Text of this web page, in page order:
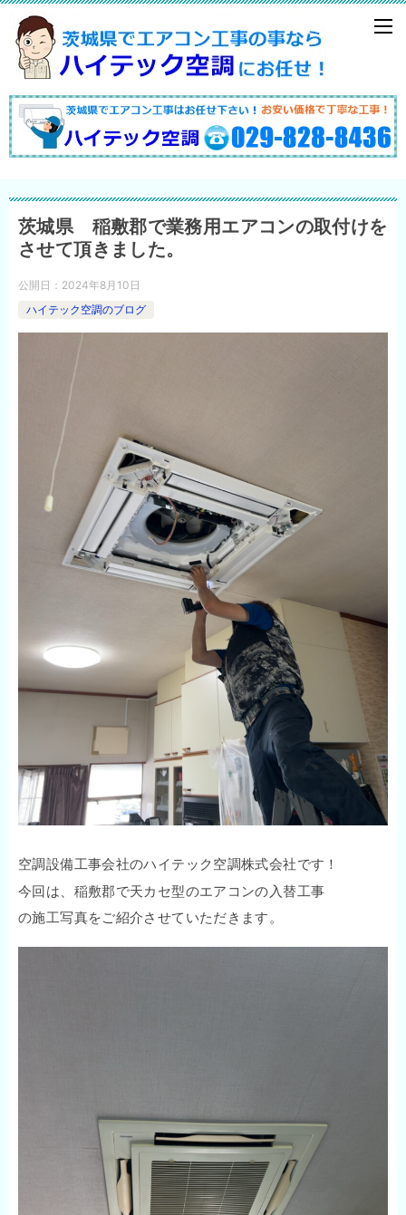
茨城県 稲敷郡で業務用エアコンの取付けを
させて頂きました。
公開日： 2024年8月10日
ハイテック空調のブログ
空調設備工事会社のハイテック空調株式会社です！
今回は、稲敷郡で天カセ型のエアコンの入替工事
の施工写真をご紹介させていただきます。